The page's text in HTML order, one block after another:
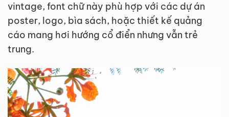
vintage, font chữ này phù hợp với các dự án
poster, logo, bìa sách, hoặc thiết kế quảng
cáo mang hơi hướng cổ điển nhưng vẫn trẻ
trung.